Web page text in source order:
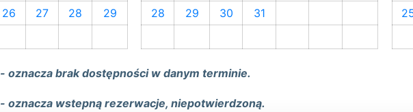
26 27 28
29
28
29 30 31
- oznacza brak dostępności w danym terminie.
- oznacza wstepną rezerwacje, niepotwierdzoną.